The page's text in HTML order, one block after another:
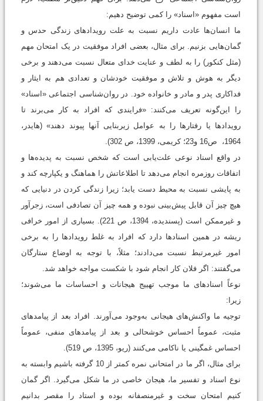
است مفهوم «اسناد» را کمی توضیح دهیم:
ما انسان‌ها عادت داریم نسبت به علت رویدادهای زندگی حدس و
گمان‌هایی بزنیم. برای مثال، بعضی افراد موفقیت در یک امتحان مهم
(مثل کنکور) را به لطف و عنایت خدای متعال نسبت می‌‌دهند و برخی
دیگر به هوش و تلاش و موفقیت خودشان و تعدادی هم به ایثار و
فداکاری پدر و مادر و خانواده خود. در روان‌شناسی اجتماعی «اسناد»
را این‌گونه تعریف می‌‌کنند: «فرایندی که افراد به کار می‌‌برند تا
رویدادها یا رفتارها را به عوامل زیربنایی آنها پیوند دهند» (هایدر،
1964، ص16 و23؛ کریمی، 1399، ص 302).
در واقع اسناد نوعی علت‌یابی است که شخص نسبت به پدیده‌ها و
اتفاقات روزمره انجام می‌‌دهد تا اطلاعاتش را هماهنگ و یکپارچه کند و
به پایشی نسبت به محیط دست یابد؛ زیرا زندگی کردن در دنیایی که
هیچ چیز آن قابل پیش‌بینی نبوده و همه چیز آن تصادفی است، زجرآور
و غیرممکن است (پسندیده، 1394، ص 221). بسیاری از امور خرافی
ریشه در همین اسنادها دارد که افراد به غلط رویدادها را به برخی
امور غیرمرتبط نسبت می‌‌دادند؛ مثلاً، با توجه به اوضاع ستارگان
می‌‌گفتند: اگر فلان کار انجام شود با شکست مواجه خواهد شد.
نوعاً اسنادهای ما موجب تهییج هیجانات و احساسات ما می‌‌شوند؛
زیرا:
توجیه ما واکنش‌های هیجانی به‌وجود می‌‌آورند. افراد بعد از پیامدهای
مثبت، عموماً احساس خوشحالی و بعد از پیامدهای منفی، عموماً
احساس غمگینی یا ناکامی می‌‌کنند (ریو، 1395، ص 519).
برای مثال، اگر ما در امتحانی نمره کمتر از 10 گرفته باشیم وابسته به
نوع اسناد و تفسیر ما، هیجان خاصی در ما شکل می‌‌گیرد. اگر گمان
کنیم امتحان سخت و غیرمنصفانه بوده و استاد را مقصر بدانیم